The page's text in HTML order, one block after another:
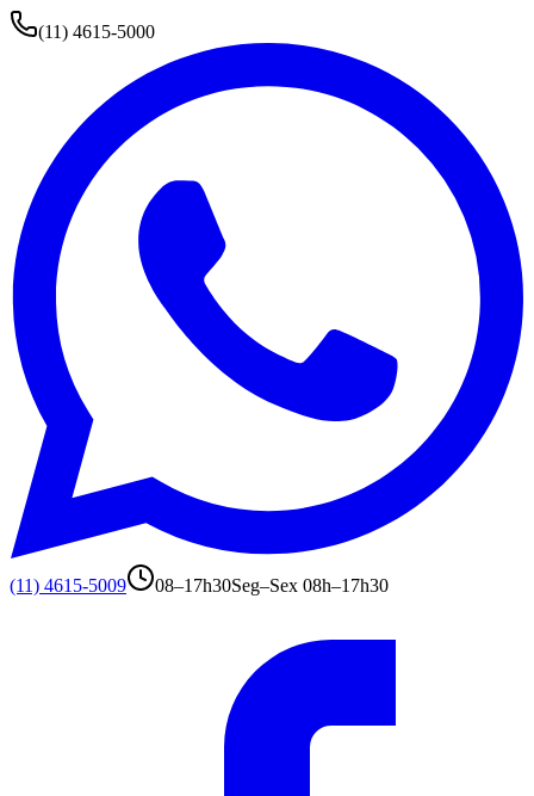
(11) 4615-5000
(11) 4615-5009 08–17h30Seg–Sex 08h–17h30